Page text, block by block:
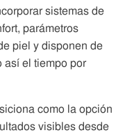
sistemas de
parámetros
piel y disponen de
así el tiempo por
como la opción
visibles desde